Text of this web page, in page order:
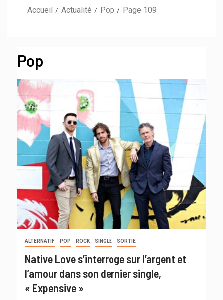
Accueil Actualité Pop Page 109
Pop
ALTERNATIF POP ROCK SINGLE SORTIE
Native Love s’interroge sur l’argent et
l’amour dans son dernier single,
« Expensive »